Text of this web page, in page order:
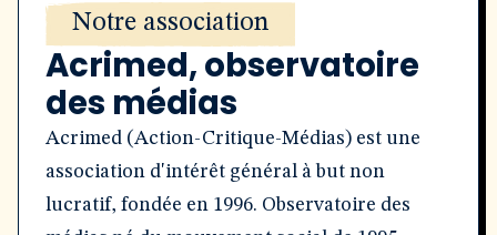
Notre association
Acrimed, observatoire
des médias
Acrimed (Action-Critique-Médias) est une
association d'intérêt général à but non
lucratif, fondée en 1996. Observatoire des